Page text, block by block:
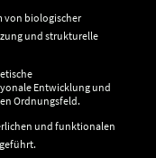
von biologischer
und strukturelle
Entwicklung und
Ordnungsfeld.
und funktionalen